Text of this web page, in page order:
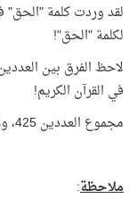
لكلمة "الحق"!
في القرآن الكريم!
مجموع العددين 425، وهذا العدد = 5 × 5 × 17
ملاحظة: